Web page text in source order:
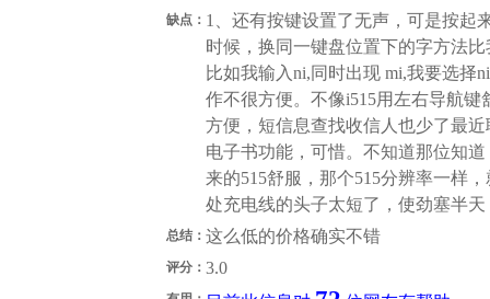
缺点： 1、还有按键设置了无声，可是按起
时候，换同一键盘位置下的字方法
比如我输入ni,同时出现 mi,我要选择
作不很方便。不像i515用左右导航
方便，短信息查找收信人也少了最
电子书功能，可惜。不知道那位知
来的515舒服，那个515分辨率一样
处充电线的头子太短了，使劲塞半
总结： 这么低的价格确实不错
评分： 3.0